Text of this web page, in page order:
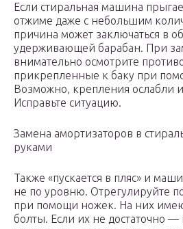
Если стиральная машина
отжиме даже с небольшим
причина может заключаться в
удерживающей барабан. При
внимательно осмотрите
прикрепленные к баку при
Возможно, крепления ослабли
Исправьте ситуацию.
Замена амортизаторов в
руками
Также «пускается в пляс» и
не по уровню. Отрегулируйте
при помощи ножек. На них
болты. Если их не достаточно —